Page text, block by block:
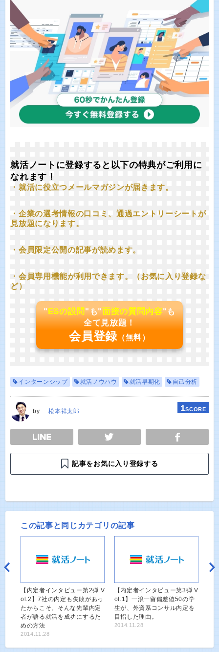
就活ノートに登録すると以下の特典がご利用に
なれます！
・就活に役立つメールマガジンが届きます。
・企業の選考情報の口コミ、通過エントリーシートが
見放題になります。
・会員限定公開の記事が読めます。
・会員専用機能が利用できます。（お気に入り登録な
ど）
"ESの設問"も"面接の質問内容"も
全て見放題！
会員登録 （無料）
インターンシップ 就活ノウハウ 就活早期化 自己分析
by 松本祥太郎 1SCORE
TWEET
記事をお気に入り登録する
この記事と同じカテゴリの記事
【内定者インタビュー第2弾 V
ol.2】7社の内定も失敗があっ
たからこそ。そんな先輩内定
者が語る就活を成功にするた
めの方法
2014.11.28
【内定者インタビュー第3弾 V
ol.1】一浪一留偏差値50の学
生が、外資系コンサル内定を
目指した理由。
2014.11.28